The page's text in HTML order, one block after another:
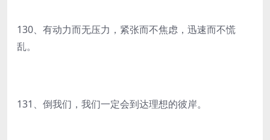
130、有动力而无压力，紧张而不焦虑，迅速而不慌
乱。
131、倒我们，我们一定会到达理想的彼岸。